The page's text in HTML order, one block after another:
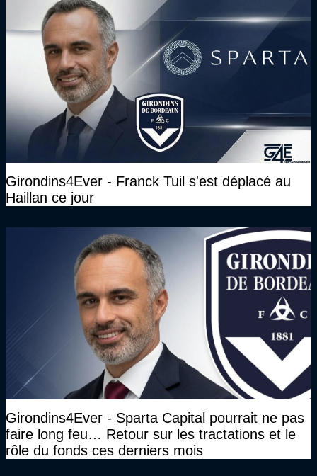
Girondins4Ever - Franck Tuil s'est déplacé au
Haillan ce jour
Girondins4Ever - Sparta Capital pourrait ne pas
faire long feu… Retour sur les tractations et le
rôle du fonds ces derniers mois